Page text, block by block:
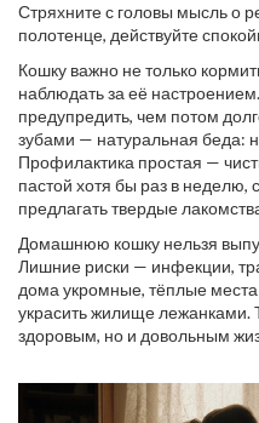
Стряхните с головы мысль о
полотенце, действуйте
Кошку важно не только
наблюдать за её
предупредить, чем потом
зубами — натуральная беда:
Профилактика простая —
пастой хотя бы раз в неделю,
предлагать твердые
Домашнюю кошку нельзя
Лишние риски — инфекции,
дома укромные, тёплые места
украсить жилище лежанками.
здоровым, но и довольным